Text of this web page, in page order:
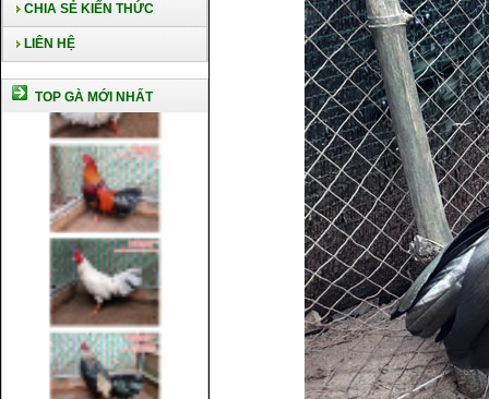
CHIA SẺ KIẾN THỨC
LIÊN HỆ
TOP GÀ MỚI NHẤT